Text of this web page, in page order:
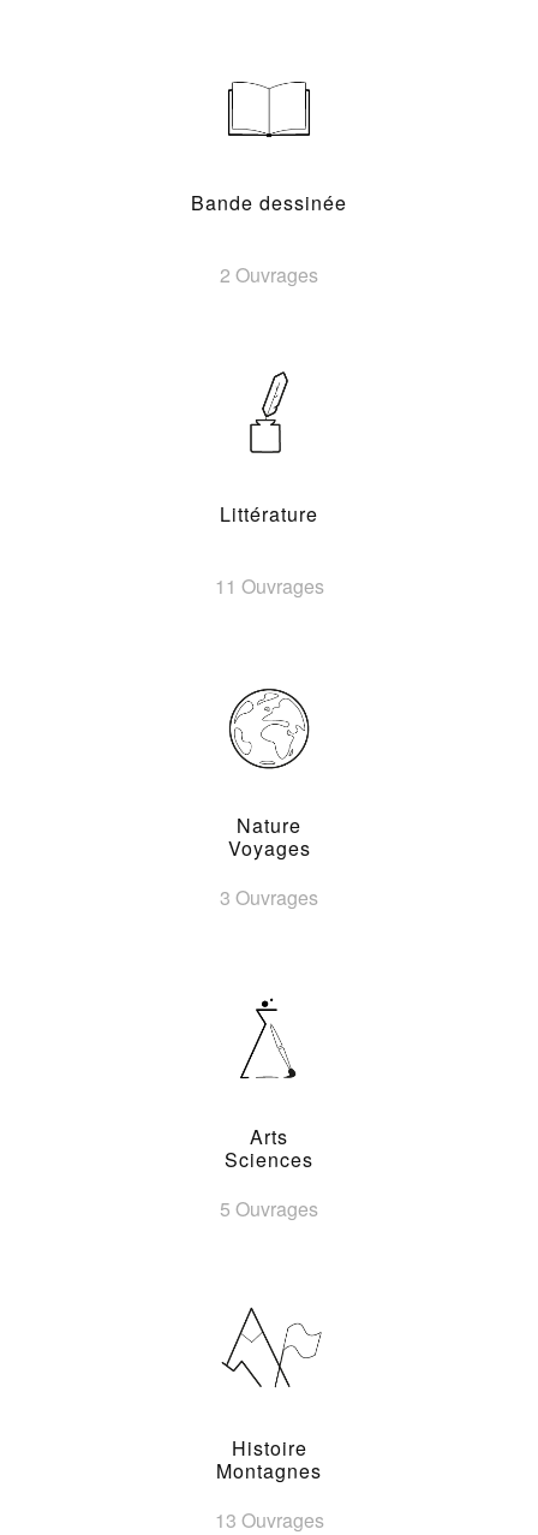
Bande dessinée
2 Ouvrages
Littérature
11 Ouvrages
Nature
Voyages
3 Ouvrages
Arts
Sciences
5 Ouvrages
Histoire
Montagnes
13 Ouvrages